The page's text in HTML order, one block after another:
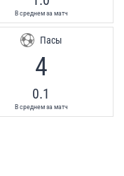
В среднем за матч
Пасы
4
0.1
В среднем за матч